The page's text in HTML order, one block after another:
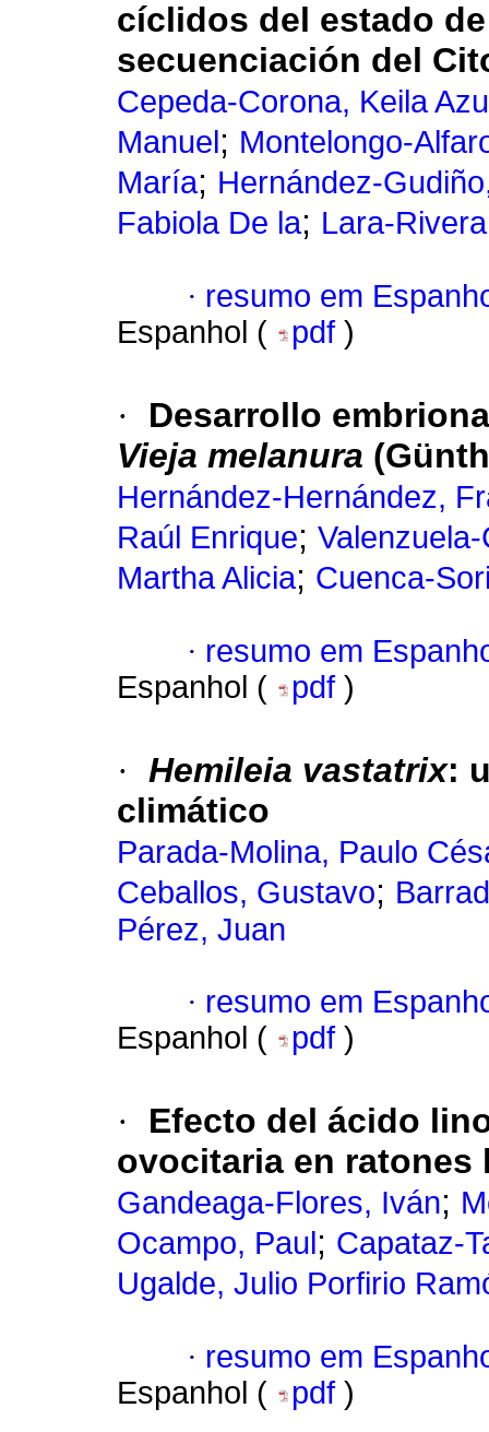
cíclidos del estado
secuenciación del
Cepeda-Corona, Keila
Manuel ; Montelongo-
María; Hernández-
Fabiola De la; Lara-
· resumo em
Espanhol (
pdf )
·
Desarrollo
Vieja melanura
Hernández-Hernández,
Raúl Enrique;
Martha Alicia; Cuenca-
· resumo em
Espanhol (
pdf )
· Hemileia vastatrix:
climático
Parada-Molina, Paulo
Ceballos, Gustavo;
Pérez, Juan
· resumo em
Espanhol (
pdf )
·
Efecto del ácido
ovocitaria en ratones
Gandeaga-Flores, Iván;
Ocampo, Paul ; Capataz-
Ugalde, Julio Porfirio
· resumo em
Espanhol (
pdf )